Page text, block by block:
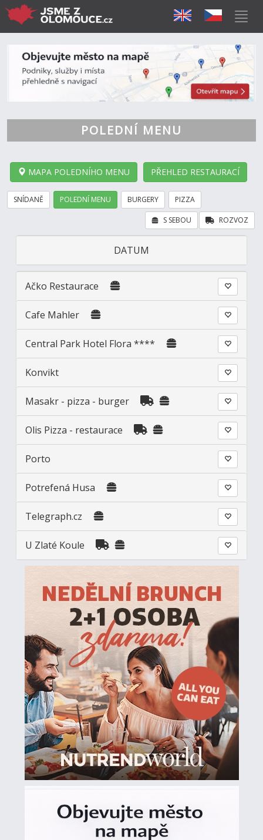
POLEDNÍ MENU
MAPA POLEDNÍHO MENU PŘEHLED RESTAURACÍ
SNÍDANĚ POLEDNÍ MENU BURGERY PIZZA
ROZVOZ
S SEBOU
DATUM
Ačko Restaurace
Cafe Mahler
Central Park Hotel Flora ****
Konvikt
Masakr - pizza - burger
Olis Pizza - restaurace
Porto
Potrefená Husa
Telegraph.cz
U Zlaté Koule